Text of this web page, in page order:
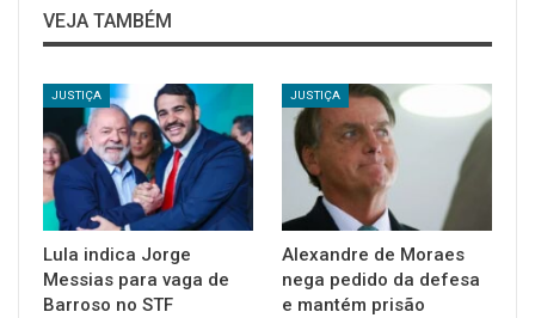
VEJA TAMBÉM
JUSTIÇA
Lula indica Jorge
Messias para vaga de
Barroso no STF
JUSTIÇA
Alexandre de Moraes
nega pedido da defesa
e mantém prisão